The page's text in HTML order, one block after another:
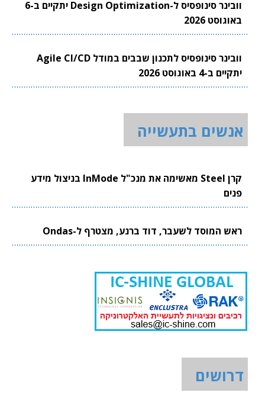
וובינר סינופסיס ל-Design Optimization יתקיים ב-6
באוגוסט 2026
וובינר סינופסיס לתכנון שבבים במודל Agile CI/CD
יתקיים ב-4 באוגוסט 2026
אנשים בתעשייה
קרן Steel מאשימה את מנכ"ל InMode בניצול מידע
פנים
ראש המוסד לשעבר, דוד ברנע, מצטרף ל-Ondas
דרושים